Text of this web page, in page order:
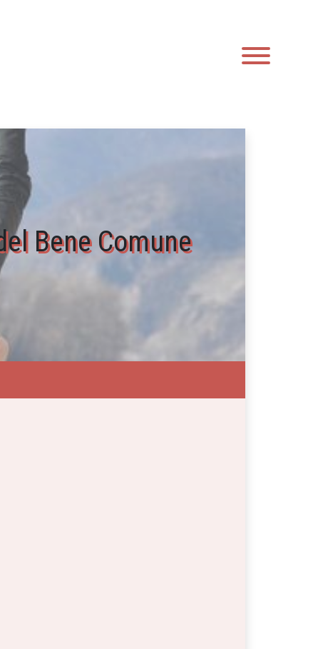
Bene Comune